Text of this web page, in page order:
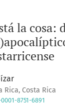
la cosa:
Costa Rica
8751-6891